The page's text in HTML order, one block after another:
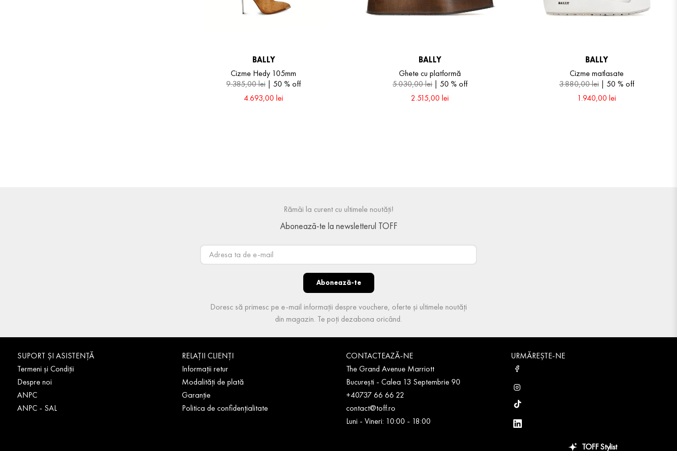
BALLY
Cizme Hedy 105mm
9.385,00lei 50 % off
4.693,00 lei
BALLY
Ghete cu platformă
5.030,00lei 50 % off
2.515,00 lei
BALLY
Cizme matlasate
3.880,00lei 50 % off
1.940,00 lei
Rămâi la curent cu ultimele noutăți!
Abonează-te la newsletterul TOFF
Abonează-te
Doresc să primesc pe e-mail informații despre vouchere, oferte și ultimele noutăți
din magazin. Te poți dezabona oricând.
SUPORT ȘI ASISTENȚĂ
Termeni și Condiții
Despre noi
ANPC
ANPC - SAL
RELAȚII CLIENȚI
Informații retur
Modalități de plată
Garanție
Politica de confidențialitate
CONTACTEAZĂ-NE
The Grand Avenue Marriott
București - Calea 13 Septembrie 90
+40737 66 66 22
contact@toff.ro
Luni - Vineri: 10:00 - 18:00
URMĂREȘTE-NE
TOFF Stylist